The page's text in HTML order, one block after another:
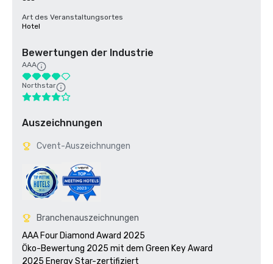
Art des Veranstaltungsortes
Hotel
Bewertungen der Industrie
AAA
Northstar
Auszeichnungen
Cvent-Auszeichnungen
Branchenauszeichnungen
AAA Four Diamond Award 2025
Öko-Bewertung 2025 mit dem Green Key Award